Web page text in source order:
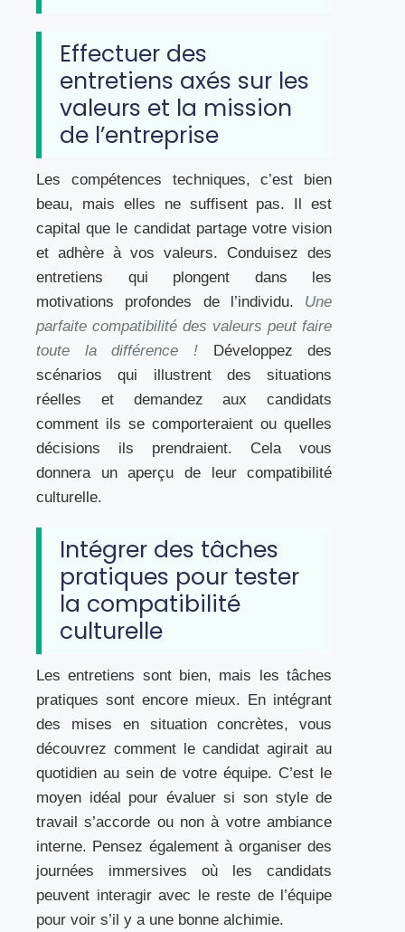
Effectuer des
entretiens axés sur les
valeurs et la mission
de l’entreprise
Les compétences techniques, c’est bien
beau, mais elles ne suffisent pas. Il est
capital que le candidat partage votre vision
et adhère à vos valeurs. Conduisez des
entretiens qui plongent dans les
motivations profondes de l’individu. Une
parfaite compatibilité des valeurs peut faire
toute la différence !Développez des
scénarios qui illustrent des situations
réelles et demandez aux candidats
comment ils se comporteraient ou quelles
décisions ils prendraient. Cela vous
donnera un aperçu de leur compatibilité
culturelle.
Intégrer des tâches
pratiques pour tester
la compatibilité
culturelle
Les entretiens sont bien, mais les tâches
pratiques sont encore mieux. En intégrant
des mises en situation concrètes, vous
découvrez comment le candidat agirait au
quotidien au sein de votre équipe. C’est le
moyen idéal pour évaluer si son style de
travail s’accorde ou non à votre ambiance
interne. Pensez également à organiser des
journées immersives où les candidats
peuvent interagir avec le reste de l’équipe
pour voir s’il y a une bonne alchimie.